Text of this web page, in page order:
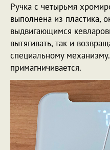
Ручка с четырьмя
выполнена из пластика,
выдвигающимся
вытягивать, так и
специальному
примагничивается.